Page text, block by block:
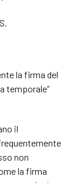
la firma del
temporale”
il
non
la firma